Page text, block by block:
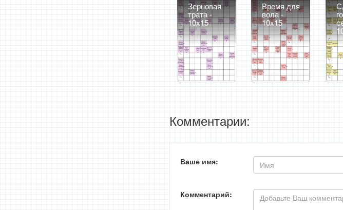
Зерновая
трата -
10x15
Время для
вола -
10x15
Комментарии:
Ваше имя:
Комментарий: